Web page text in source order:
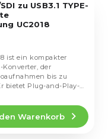
zu USB3.1 TYPE-
UC2018
Warenkorb
ist ein kompakter
Konverter, der
bis zu
bietet Plug-and-Play-